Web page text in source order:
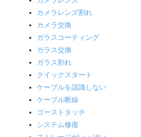
カメラレンズ割れ
カメラ交換
ガラスコーティング
ガラス交換
ガラス割れ
クイックスタート
ケーブルを認識しない
ケーブル断線
ゴーストタッチ
システム修復